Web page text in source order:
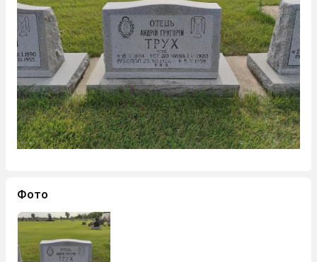
Фото